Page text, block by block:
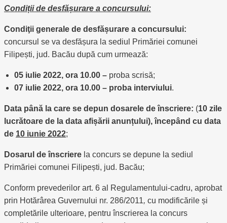
Condiții de desfășurare a concursului:
Condiţii generale de desfășurare a concursului:
concursul se va desfășura la sediul Primăriei comunei
Filipești, jud. Bacău după cum urmează:
05 iulie 2022, ora 10.00 – proba scrisă;
07 iulie 2022, ora 10.00 – proba interviului.
Data până la care se depun dosarele de înscriere: (10 zile
lucrătoare de la data afișării anunțului), începând cu data
de 10 iunie 2022;
Dosarul de înscriere la concurs se depune la sediul
Primăriei comunei Filipești, jud. Bacău;
Conform prevederilor art. 6 al Regulamentului-cadru, aprobat
prin Hotărârea Guvernului nr. 286/2011, cu modificările și
completările ulterioare, pentru înscrierea la concurs